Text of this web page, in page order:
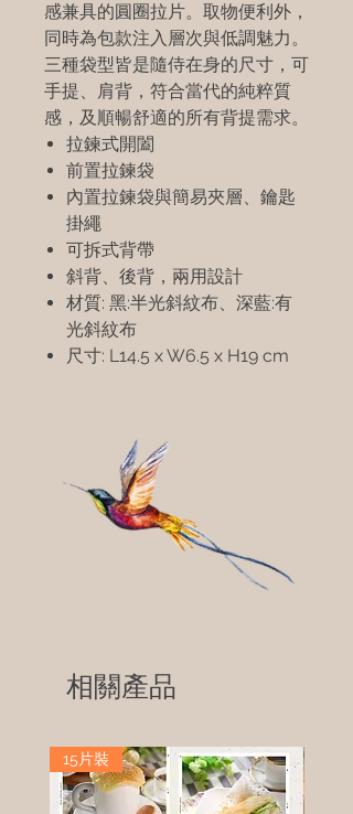
感兼具的圓圈拉片。取物便利外，
同時為包款注入層次與低調魅力。
三種袋型皆是隨侍在身的尺寸，可
手提、肩背，符合當代的純粹質
感，及順暢舒適的所有背提需求。
拉鍊式開闔
前置拉鍊袋
內置拉鍊袋與簡易夾層、鑰匙
掛繩
可拆式背帶
斜背、後背，兩用設計
材質: 黑:半光斜紋布、深藍:有
光斜紋布
尺寸: L14.5 x W6.5 x H19 cm
相關產品
15片裝